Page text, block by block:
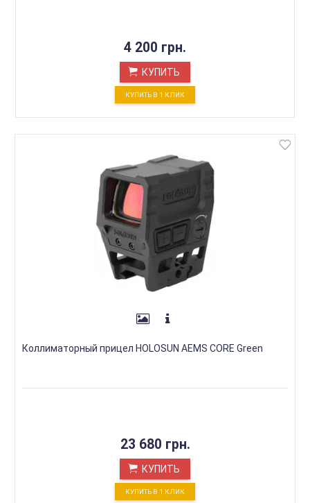
4 200 грн.
КУПИТЬ
КУПИТЬ В 1 КЛИК
Коллиматорный прицел HOLOSUN AEMS CORE Green
23 680 грн.
КУПИТЬ
КУПИТЬ В 1 КЛИК